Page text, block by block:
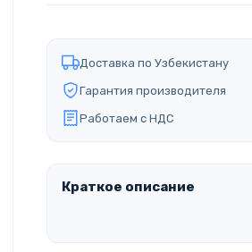
Доставка по Узбекистану
Гарантия производителя
Работаем с НДС
Краткое описание